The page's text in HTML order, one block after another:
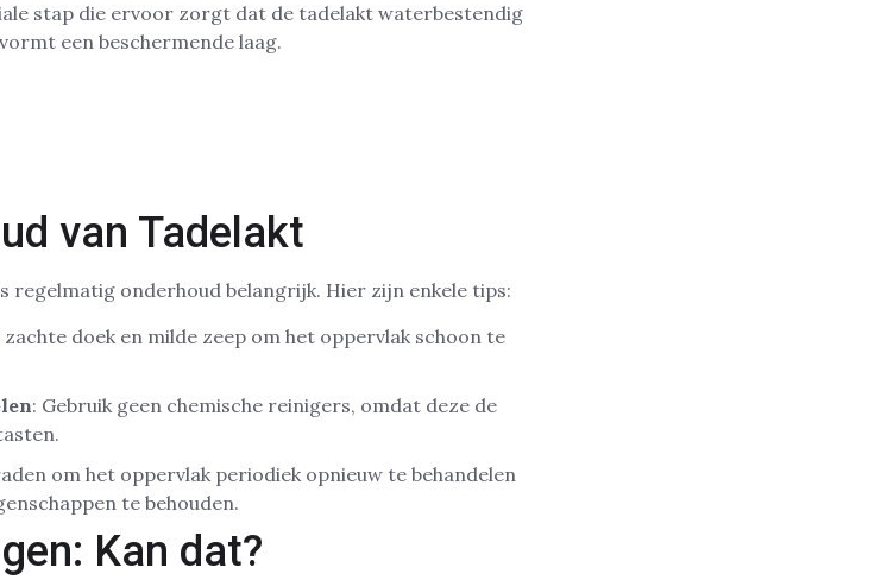
stap die ervoor zorgt dat de tadelakt waterbestendig
een beschermende laag.
van Tadelakt
regelmatig onderhoud belangrijk. Hier zijn enkele tips:
zachte doek en milde zeep om het oppervlak schoon te
: Gebruik geen chemische reinigers, omdat deze de
om het oppervlak periodiek opnieuw te behandelen
te behouden.
Kan dat?